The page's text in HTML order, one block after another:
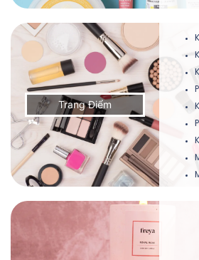
Trang Điểm